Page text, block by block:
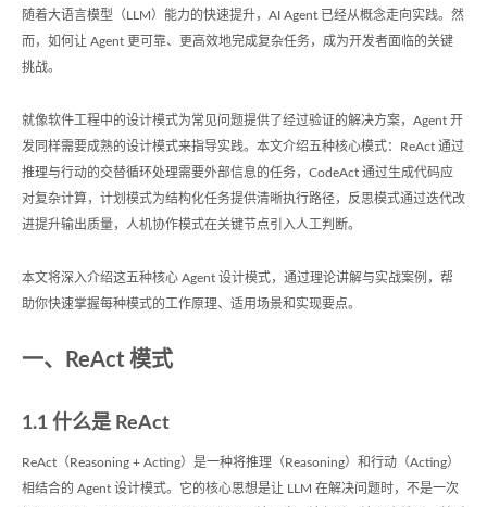
随着大语言模型（LLM）能力的快速提升，AI Agent 已经从概念走向实践。然
而，如何让 Agent 更可靠、更高效地完成复杂任务，成为开发者面临的关键
挑战。
就像软件工程中的设计模式为常见问题提供了经过验证的解决方案，Agent 开
发同样需要成熟的设计模式来指导实践。本文介绍五种核心模式：ReAct 通过
推理与行动的交替循环处理需要外部信息的任务，CodeAct 通过生成代码应
对复杂计算，计划模式为结构化任务提供清晰执行路径，反思模式通过迭代改
进提升输出质量，人机协作模式在关键节点引入人工判断。
本文将深入介绍这五种核心 Agent 设计模式，通过理论讲解与实战案例，帮
助你快速掌握每种模式的工作原理、适用场景和实现要点。
一、ReAct 模式
1.1 什么是 ReAct
ReAct（Reasoning + Acting）是一种将推理（Reasoning）和行动（Acting）
相结合的 Agent 设计模式。它的核心思想是让 LLM 在解决问题时，不是一次